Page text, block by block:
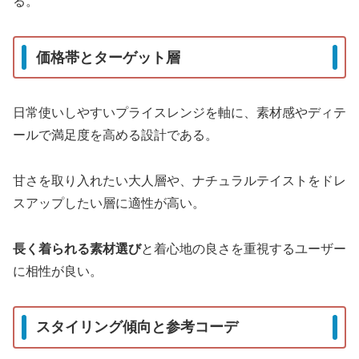
価格帯とターゲット層
日常使いしやすいプライスレンジを軸に、素材感やディテ
ールで満足度を高める設計である。
甘さを取り入れたい大人層や、ナチュラルテイストをドレ
スアップしたい層に適性が高い。
長く着られる素材選びと着心地の良さを重視するユーザー
に相性が良い。
スタイリング傾向と参考コーデ